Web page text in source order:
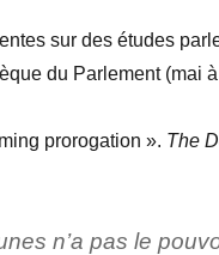
sur des études
du Parlement (mai
prorogation ». The
n’a pas le